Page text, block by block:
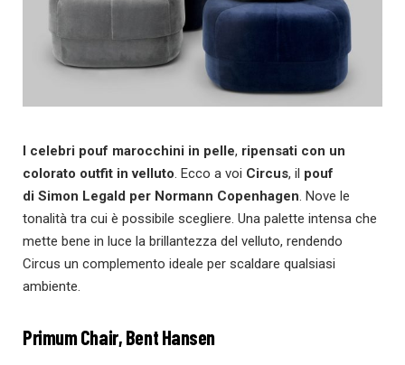
I celebri pouf marocchini in pelle, ripensati con un
colorato outfit in velluto. Ecco a voi Circus, il pouf
di Simon Legald per Normann Copenhagen. Nove le
tonalità tra cui è possibile scegliere. Una palette intensa che
mette bene in luce la brillantezza del velluto, rendendo
Circus un complemento ideale per scaldare qualsiasi
ambiente.
Primum Chair, Bent Hansen